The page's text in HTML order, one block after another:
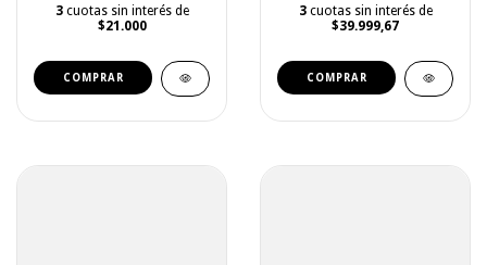
3 cuotas sin interés de
$21.000
COMPRAR
3 cuotas sin interés de
$39.999,67
COMPRAR